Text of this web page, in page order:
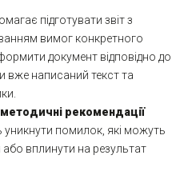
підготувати звіт з
вимог конкретного
документ відповідно до
вже написаний текст та
методичні рекомендації
помилок, які можуть
вплинути на результат